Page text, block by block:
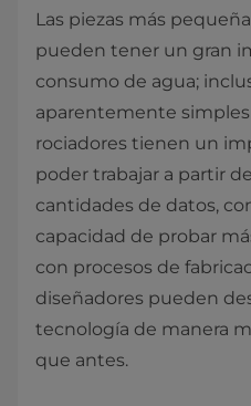
Las piezas más
pueden tener un gran
consumo de agua;
aparentemente
rociadores tienen un
poder trabajar a partir
cantidades de datos,
capacidad de probar
con procesos de
diseñadores pueden
tecnología de manera
que antes.